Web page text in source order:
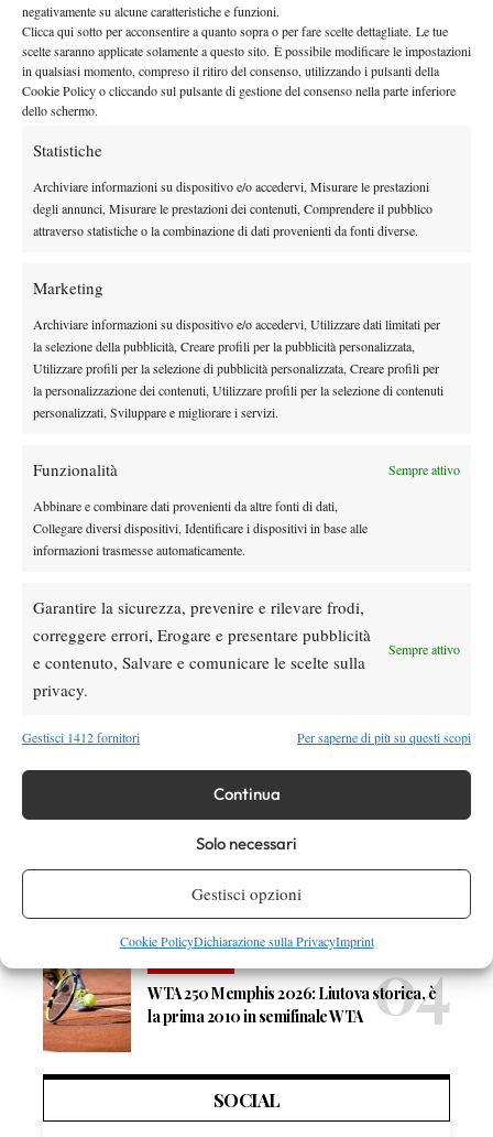
negativamente su alcune caratteristiche e funzioni.
Clicca qui sotto per acconsentire a quanto sopra o per fare scelte dettagliate. Le tue
scelte saranno applicate solamente a questo sito. È possibile modificare le impostazioni
in qualsiasi momento, compreso il ritiro del consenso, utilizzando i pulsanti della
Cookie Policy o cliccando sul pulsante di gestione del consenso nella parte inferiore
dello schermo.
Statistiche
Archiviare informazioni su dispositivo e/o accedervi, Misurare le prestazioni
degli annunci, Misurare le prestazioni dei contenuti, Comprendere il pubblico
attraverso statistiche o la combinazione di dati provenienti da fonti diverse.
Marketing
Archiviare informazioni su dispositivo e/o accedervi, Utilizzare dati limitati per
la selezione della pubblicità, Creare profili per la pubblicità personalizzata,
Utilizzare profili per la selezione di pubblicità personalizzata, Creare profili per
la personalizzazione dei contenuti, Utilizzare profili per la selezione di contenuti
personalizzati, Sviluppare e migliorare i servizi.
Funzionalità Sempre attivo
Abbinare e combinare dati provenienti da altre fonti di dati,
Collegare diversi dispositivi, Identificare i dispositivi in base alle
informazioni trasmesse automaticamente.
Garantire la sicurezza, prevenire e rilevare frodi,
correggere errori, Erogare e presentare pubblicità
e contenuto, Salvare e comunicare le scelte sulla
privacy.
Sempre attivo
Gestisci 1412 fornitori Per saperne di più su questi scopi
Continua
Solo necessari
Gestisci opzioni
Cookie PolicyDichiarazione sulla PrivacyImprint
Lui è un giocatore talentuosissimo e risponde benissimo”.
Jodar predestinato
Prestazione di grande carattere diJodar, che ha salvato due
match point prima di portare la partita al terzo set:
pazzesco. Sono contento della mia prova mentale, soprattutto
dopo i match point non sfruttati. Ho ancora tanto da migliorare,
ora non dobbiamo fermarci”.
Tanta umidità nella serata al Foro Italico, con Darderi che ha
dovuto cambiare più volte la tensione delle proprieracchette
“C’era tantissima umidità non trovavo la tensione giusta. Sono
partito con 25, poi sono sceso a 24 e poi sono dovuto scendere
ancora. Per fortuna gli incordatori sono bravi a sopportarmi”.
ATP 500 Washington 2026, Musetti ko ai
quarti: Jodar passa in rimonta
Masters 1000 Cincinnati 2026, ufficiali le
wild card: c’è Draper
News
bimbi. Forfait di Sinner? Sa quello che fa”
WTA 250 Memphis 2026: Liutova storica, è
la prima 2010 in semifinale WTA
SOCIAL